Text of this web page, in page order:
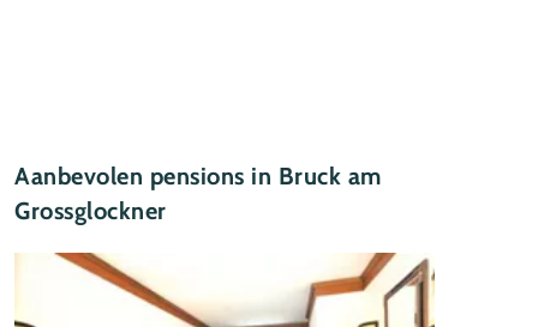
Aanbevolen pensions in Bruck am
Grossglockner